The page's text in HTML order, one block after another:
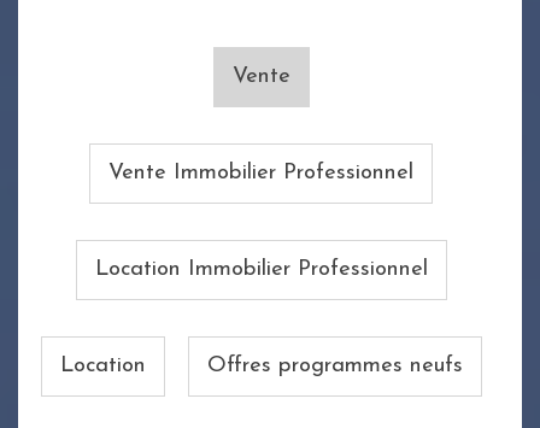
Vente
Vente Immobilier Professionnel
Location Immobilier Professionnel
Location Offres programmes neufs